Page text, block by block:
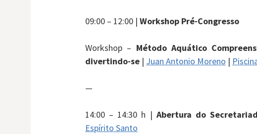
09:00 – 12:00 | Workshop Pré-Congresso
Workshop – Método Aquático
divertindo-se | Juan Antonio Moreno |
—
14:00 – 14:30 h | Abertura do
Espírito Santo